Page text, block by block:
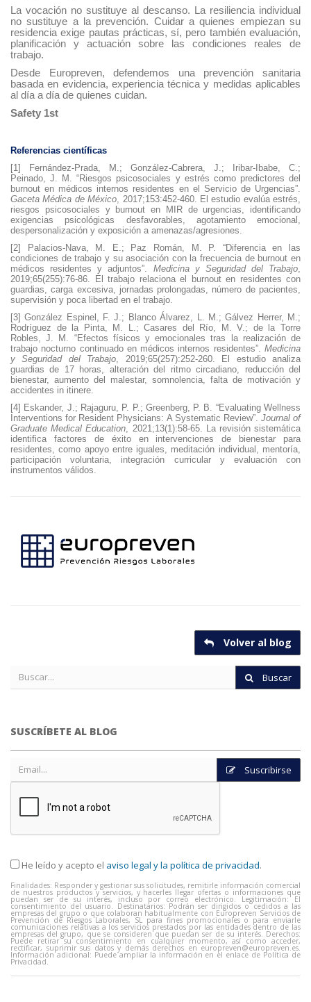
La vocación no sustituye al descanso. La resiliencia individual
no sustituye a la prevención. Cuidar a quienes empiezan su
residencia exige pautas prácticas, sí, pero también evaluación,
planificación y actuación sobre las condiciones reales de
trabajo.
Desde Europreven, defendemos una prevención sanitaria
basada en evidencia, experiencia técnica y medidas aplicables
al día a día de quienes cuidan.
Safety 1st
Referencias científicas
[1] Fernández-Prada, M.; González-Cabrera, J.; Iribar-Ibabe, C.;
Peinado, J. M. “Riesgos psicosociales y estrés como predictores del
burnout en médicos internos residentes en el Servicio de Urgencias”.
Gaceta Médica de México, 2017;153:452-460. El estudio evalúa estrés,
riesgos psicosociales y burnout en MIR de urgencias, identificando
exigencias psicológicas desfavorables, agotamiento emocional,
despersonalización y exposición a amenazas/agresiones.
[2] Palacios-Nava, M. E.; Paz Román, M. P. “Diferencia en las
condiciones de trabajo y su asociación con la frecuencia de burnout en
médicos residentes y adjuntos”. Medicina y Seguridad del Trabajo,
2019;65(255):76-86. El trabajo relaciona el burnout en residentes con
guardias, carga excesiva, jornadas prolongadas, número de pacientes,
supervisión y poca libertad en el trabajo.
[3] González Espinel, F. J.; Blanco Álvarez, L. M.; Gálvez Herrer, M.;
Rodríguez de la Pinta, M. L.; Casares del Río, M. V.; de la Torre
Robles, J. M. “Efectos físicos y emocionales tras la realización de
trabajo nocturno continuado en médicos internos residentes”. Medicina
y Seguridad del Trabajo, 2019;65(257):252-260. El estudio analiza
guardias de 17 horas, alteración del ritmo circadiano, reducción del
bienestar, aumento del malestar, somnolencia, falta de motivación y
accidentes in itinere.
[4] Eskander, J.; Rajaguru, P. P.; Greenberg, P. B. “Evaluating Wellness
Interventions for Resident Physicians: A Systematic Review”. Journal of
Graduate Medical Education, 2021;13(1):58-65. La revisión sistemática
identifica factores de éxito en intervenciones de bienestar para
residentes, como apoyo entre iguales, meditación individual, mentoría,
participación voluntaria, integración curricular y evaluación con
instrumentos válidos.
Volver al blog
Buscar
SUSCRÍBETE AL BLOG
Suscribirse
He leído y acepto el aviso legal y la política de privacidad.
Finalidades: Responder y gestionar sus solicitudes, remitirle información comercial
de nuestros productos y servicios, y hacerles llegar ofertas o informaciones que
puedan ser de su interés, incluso por correo electrónico. Legitimación: El
consentimiento del usuario. Destinatarios: Podrán ser dirigidos o cedidos a las
empresas del grupo o que colaboran habitualmente con Europreven Servicios de
Prevención de Riesgos Laborales, SL para fines promocionales o para enviarle
comunicaciones relativas a los servicios prestados por las entidades dentro de las
empresas del grupo, que se consideren que puedan ser de su interés. Derechos:
Puede retirar su consentimiento en cualquier momento, así como acceder,
rectificar, suprimir sus datos y demás derechos en europreven@europreven.es.
Información adicional: Puede ampliar la información en el enlace de Política de
Privacidad.